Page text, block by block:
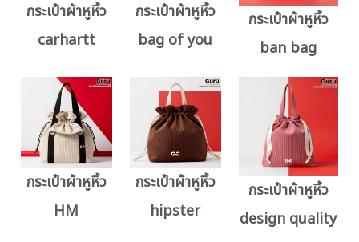
กระเป๋าผ้าหูหิ้ว
carhartt
กระเป๋าผ้าหูหิ้ว
bag of you
กระเป๋าผ้าหูหิ้ว
ban bag
กระเป๋าผ้าหูหิ้ว
HM
กระเป๋าผ้าหูหิ้ว
hipster
กระเป๋าผ้าหูหิ้ว
design quality